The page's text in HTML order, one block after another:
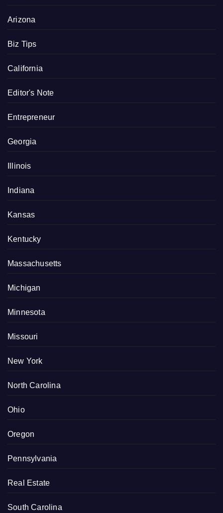
Arizona
Biz Tips
California
Editor's Note
Entrepreneur
Georgia
Illinois
Indiana
Kansas
Kentucky
Massachusetts
Michigan
Minnesota
Missouri
New York
North Carolina
Ohio
Oregon
Pennsylvania
Real Estate
South Carolina